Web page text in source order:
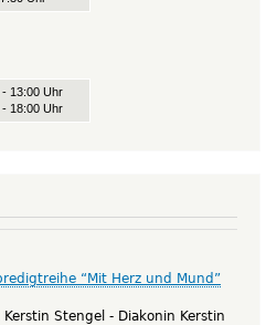
- 13:00 Uhr
- 18:00 Uhr
“Mit Herz und Mund”
Stengel
Diakonin Kerstin